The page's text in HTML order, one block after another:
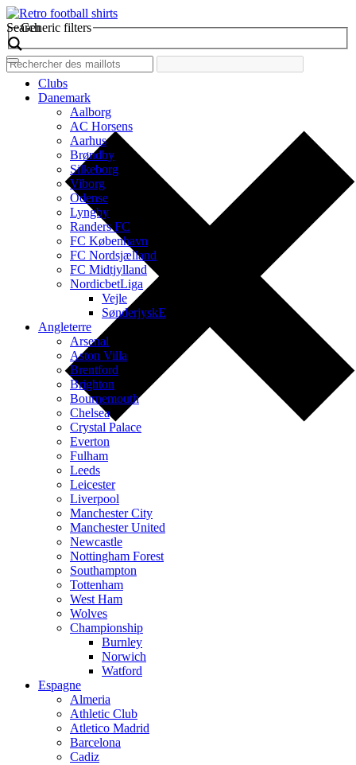
Search
Generic filters
Clubs
Danemark
Aalborg
AC Horsens
Aarhus
Brøndby
Silkeborg
Viborg
Odense
Lyngby
Randers FC
FC København
FC Nordsjælland
FC Midtjylland
NordicbetLiga
Vejle
SønderjyskE
Angleterre
Arsenal
Aston Villa
Brentford
Brighton
Bournemouth
Chelsea
Crystal Palace
Everton
Fulham
Leeds
Leicester
Liverpool
Manchester City
Manchester United
Newcastle
Nottingham Forest
Southampton
Tottenham
West Ham
Wolves
Championship
Burnley
Norwich
Watford
Espagne
Almeria
Athletic Club
Atletico Madrid
Barcelona
Cadiz